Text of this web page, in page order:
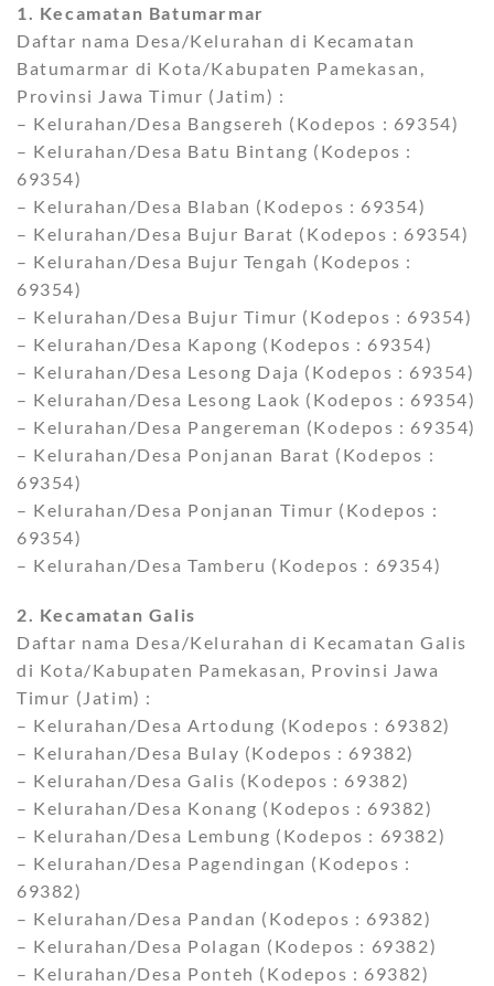
1. Kecamatan Batumarmar
Daftar nama Desa/Kelurahan di Kecamatan
Batumarmar di Kota/Kabupaten Pamekasan,
Provinsi Jawa Timur (Jatim) :
– Kelurahan/Desa Bangsereh (Kodepos : 69354)
– Kelurahan/Desa Batu Bintang (Kodepos :
69354)
– Kelurahan/Desa Blaban (Kodepos : 69354)
– Kelurahan/Desa Bujur Barat (Kodepos : 69354)
– Kelurahan/Desa Bujur Tengah (Kodepos :
69354)
– Kelurahan/Desa Bujur Timur (Kodepos : 69354)
– Kelurahan/Desa Kapong (Kodepos : 69354)
– Kelurahan/Desa Lesong Daja (Kodepos : 69354)
– Kelurahan/Desa Lesong Laok (Kodepos : 69354)
– Kelurahan/Desa Pangereman (Kodepos : 69354)
– Kelurahan/Desa Ponjanan Barat (Kodepos :
69354)
– Kelurahan/Desa Ponjanan Timur (Kodepos :
69354)
– Kelurahan/Desa Tamberu (Kodepos : 69354)
2. Kecamatan Galis
Daftar nama Desa/Kelurahan di Kecamatan Galis
di Kota/Kabupaten Pamekasan, Provinsi Jawa
Timur (Jatim) :
– Kelurahan/Desa Artodung (Kodepos : 69382)
– Kelurahan/Desa Bulay (Kodepos : 69382)
– Kelurahan/Desa Galis (Kodepos : 69382)
– Kelurahan/Desa Konang (Kodepos : 69382)
– Kelurahan/Desa Lembung (Kodepos : 69382)
– Kelurahan/Desa Pagendingan (Kodepos :
69382)
– Kelurahan/Desa Pandan (Kodepos : 69382)
– Kelurahan/Desa Polagan (Kodepos : 69382)
– Kelurahan/Desa Ponteh (Kodepos : 69382)